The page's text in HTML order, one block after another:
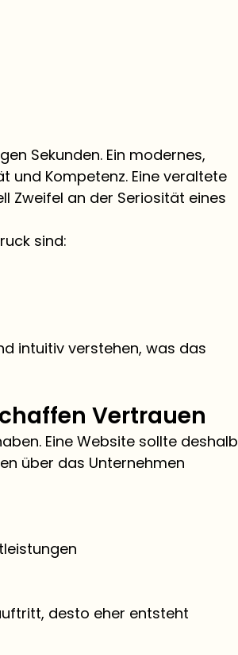
Sekunden. Ein modernes,
und Kompetenz. Eine veraltete
Zweifel an der Seriosität eines
sind:
intuitiv verstehen, was das
Vertrauen
Eine Website sollte deshalb
über das Unternehmen
desto eher entsteht